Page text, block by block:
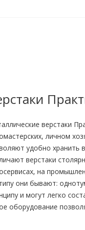
верстаки
личном
удобно хранить
верстаки
на
они бывают:
и могут легко
оборудование